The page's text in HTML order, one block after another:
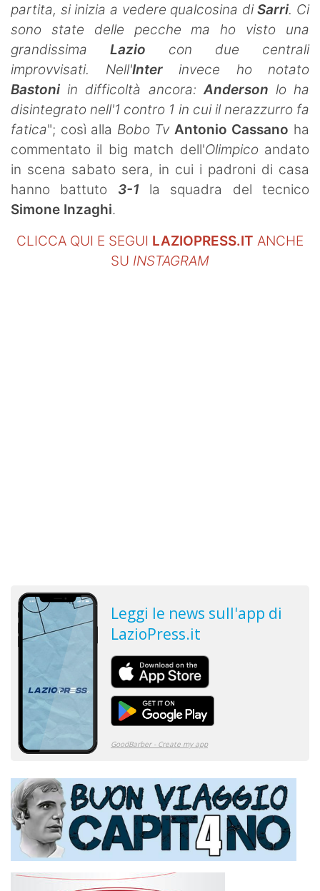
partita, si inizia a vedere qualcosina diSarri. Ci
sono state delle pecche ma ho visto una
grandissima Lazio con due centrali
improvvisati. Nell'Interinvece ho notato
Bastoni in difficoltà ancora: Anderson lo ha
disintegrato nell'1 contro 1 in cui il nerazzurro fa
fatica"; così alla Bobo Tv Antonio Cassano ha
commentato il big match dell'Olimpicoandato
in scena sabato sera, in cui i padroni di casa
hanno battuto 3-1
la squadra del tecnico
Simone Inzaghi.
CLICCA QUI E SEGUI LAZIOPRESS.IT ANCHE
SU INSTAGRAM